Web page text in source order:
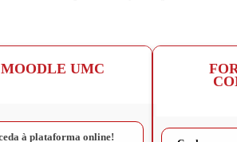
MOODLE UMC
à plataforma online!